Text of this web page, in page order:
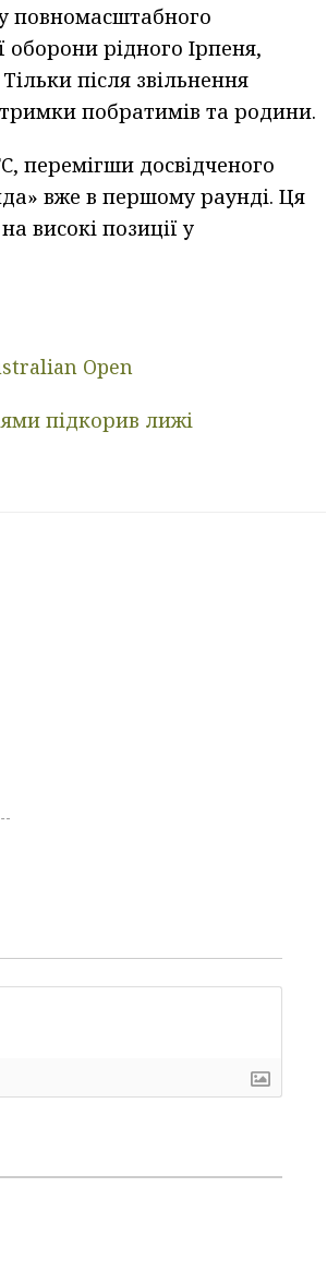
повномасштабного
оборони рідного Ірпеня,
після звільнення
побратимів та родини.
перемігши досвідченого
вже в першому раунді. Ця
високі позиції у
Open
підкорив лижі